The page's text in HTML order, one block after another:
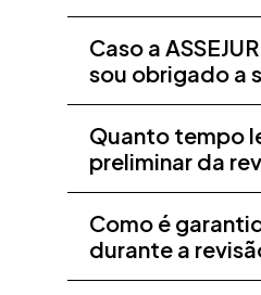
Caso a
sou obrigado a
Quanto tempo
preliminar da
Como é
durante a